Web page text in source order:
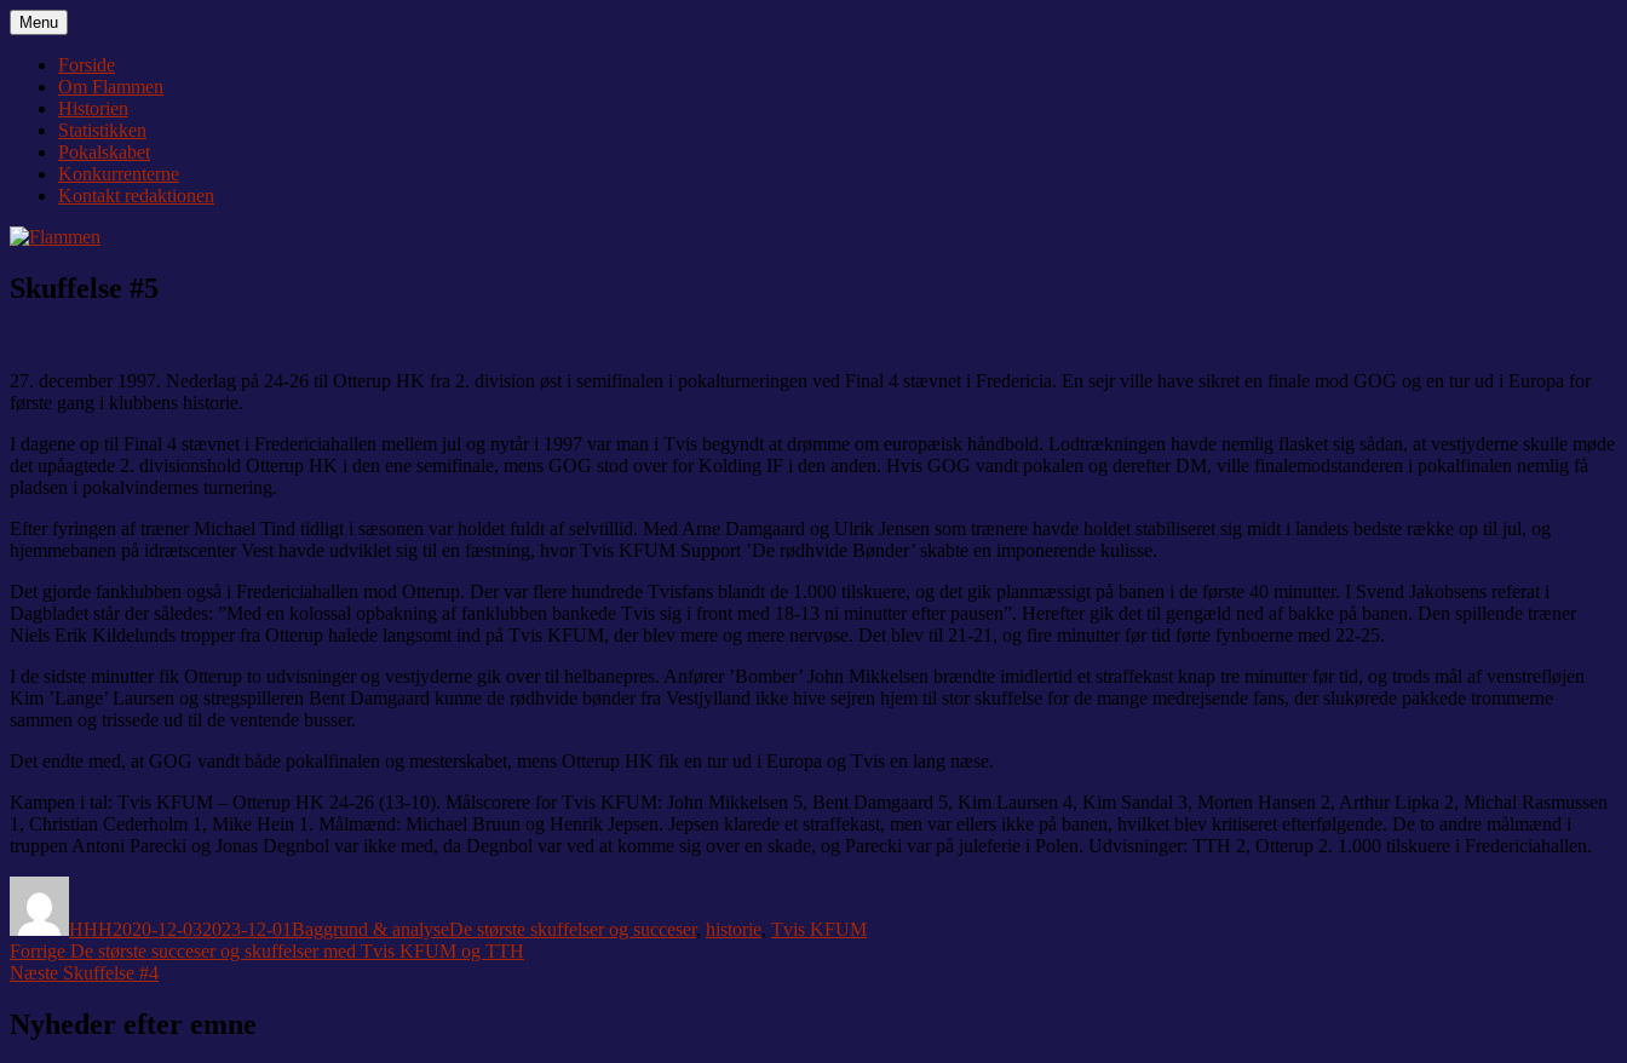
Videre
til
indhold
Flammen
Nyheder og debat om Team Tvis Holstebro
Menu
Forside
Om Flammen
Historien
Statistikken
Pokalskabet
Konkurrenterne
Kontakt redaktionen
Skuffelse #5
27. december 1997. Nederlag på 24-26 til Otterup HK fra 2. division øst i semifinalen i pokalturneringen ved Final 4 stævnet i Fredericia. En sejr ville have sikret en finale mod GOG og en tur ud i Europa for
første gang i klubbens historie.
I dagene op til Final 4 stævnet i Fredericiahallen mellem jul og nytår i 1997 var man i Tvis begyndt at drømme om europæisk håndbold. Lodtrækningen havde nemlig flasket sig sådan, at vestjyderne skulle møde
det upåagtede 2. divisionshold Otterup HK i den ene semifinale, mens GOG stod over for Kolding IF i den anden. Hvis GOG vandt pokalen og derefter DM, ville finalemodstanderen i pokalfinalen nemlig få
pladsen i pokalvindernes turnering.
Efter fyringen af træner Michael Tind tidligt i sæsonen var holdet fuldt af selvtillid. Med Arne Damgaard og Ulrik Jensen som trænere havde holdet stabiliseret sig midt i landets bedste række op til jul, og
hjemmebanen på idrætscenter Vest havde udviklet sig til en fæstning, hvor Tvis KFUM Support ’De rødhvide Bønder’ skabte en imponerende kulisse.
Det gjorde fanklubben også i Fredericiahallen mod Otterup. Der var flere hundrede Tvisfans blandt de 1.000 tilskuere, og det gik planmæssigt på banen i de første 40 minutter. I Svend Jakobsens referat i
Dagbladet står der således: ”Med en kolossal opbakning af fanklubben bankede Tvis sig i front med 18-13 ni minutter efter pausen”. Herefter gik det til gengæld ned af bakke på banen. Den spillende træner
Niels Erik Kildelunds tropper fra Otterup halede langsomt ind på Tvis KFUM, der blev mere og mere nervøse. Det blev til 21-21, og fire minutter før tid førte fynboerne med 22-25.
I de sidste minutter fik Otterup to udvisninger og vestjyderne gik over til helbanepres. Anfører ’Bomber’ John Mikkelsen brændte imidlertid et straffekast knap tre minutter før tid, og trods mål af venstrefløjen
Kim ’Lange’ Laursen og stregspilleren Bent Damgaard kunne de rødhvide bønder fra Vestjylland ikke hive sejren hjem til stor skuffelse for de mange medrejsende fans, der slukørede pakkede trommerne
sammen og trissede ud til de ventende busser.
Det endte med, at GOG vandt både pokalfinalen og mesterskabet, mens Otterup HK fik en tur ud i Europa og Tvis en lang næse.
Kampen i tal: Tvis KFUM – Otterup HK 24-26 (13-10). Målscorere for Tvis KFUM: John Mikkelsen 5, Bent Damgaard 5, Kim Laursen 4, Kim Sandal 3, Morten Hansen 2, Arthur Lipka 2, Michal Rasmussen
1, Christian Cederholm 1, Mike Hein 1. Målmænd: Michael Bruun og Henrik Jepsen. Jepsen klarede et straffekast, men var ellers ikke på banen, hvilket blev kritiseret efterfølgende. De to andre målmænd i
truppen Antoni Parecki og Jonas Degnbol var ikke med, da Degnbol var ved at komme sig over en skade, og Parecki var på juleferie i Polen. Udvisninger: TTH 2, Otterup 2. 1.000 tilskuere i Fredericiahallen.
HHH2020-12-032023-12-01Baggrund & analyseDe største skuffelser og succeser, historie, Tvis KFUM
Indlægsnavigation
Forrige Forrige
indlæg:
De største succeser og skuffelser med Tvis KFUM og TTH
Næste Næste
Skuffelse #4
Nyheder efter emne